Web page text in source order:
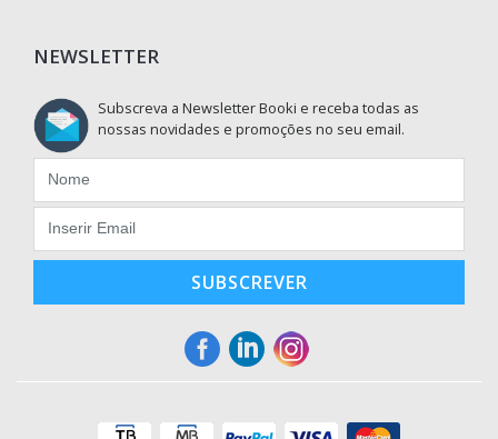
NEWSLETTER
Subscreva a Newsletter Booki e receba todas as
nossas novidades e promoções no seu email.
SUBSCREVER